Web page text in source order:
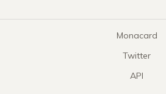
Monacard
Twitter
API